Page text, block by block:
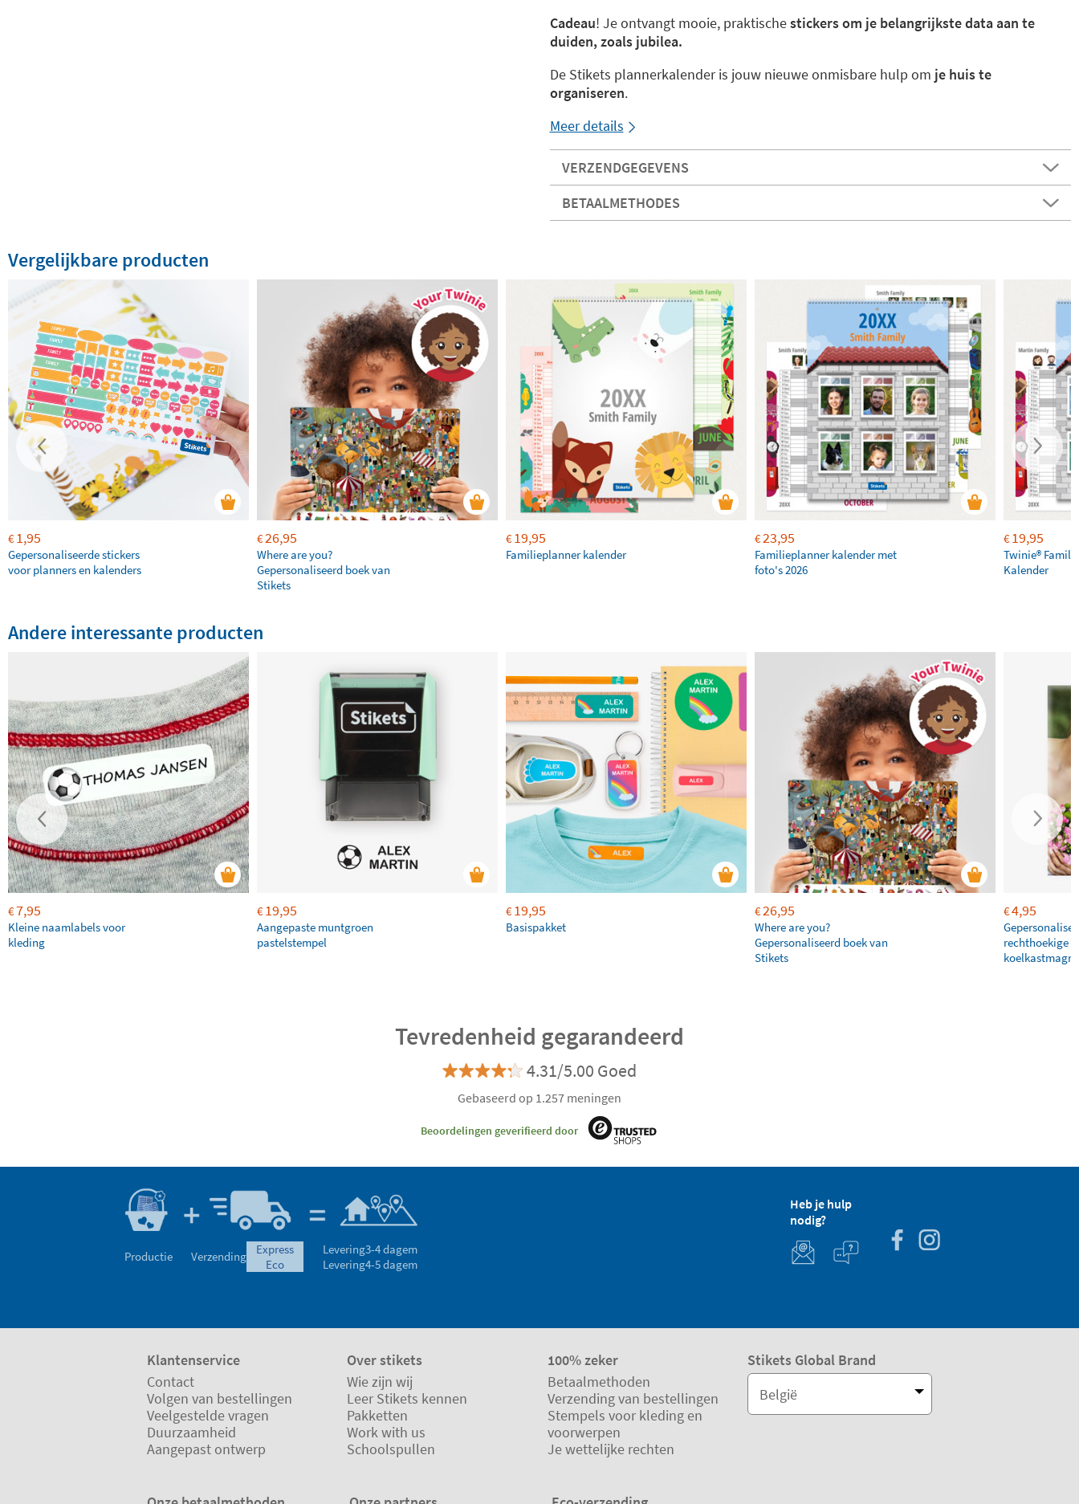
Cadeau! Je ontvangt mooie, praktischestickers om je belangrijkste data aan te
duiden, zoals jubilea.
De Stikets plannerkalender is jouw nieuwe onmisbare hulp om je huis te
organiseren.
Meer details
VERZENDGEGEVENS
BETAALMETHODES
Vergelijkbare producten
€ 1,95
Gepersonaliseerde stickers
voor planners en kalenders
€26,95
Where are you?
Gepersonaliseerd boek van
Stikets
€ 19,95
Familieplanner kalender
€23,95
Familieplanner kalender met
foto's 2026
€ 19,95
Twinie®
Kalender
Andere interessante producten
€7,95
Kleine naamlabels voor
kleding
€ 19,95
Aangepaste muntgroen
pastelstempel
€ 19,95
Basispakket
€26,95
Where are you?
Gepersonaliseerd boek van
Stikets
€4,95
rechthoekige
Tevredenheid gegarandeerd
4.31/5.00 Goed
Gebaseerd op 1.257 meningen
Beoordelingen geverifieerd door
Productie Verzending
express
eco
Levering3-4 dagem
Levering4-5 dagem
Heb je hulp
nodig?
Klantenservice
Contact
Volgen van bestellingen
Veelgestelde vragen
Duurzaamheid
Aangepast ontwerp
Over stikets
Wie zijn wij
Leer Stikets kennen
Pakketten
Work with us
Schoolspullen
100% zeker
Betaalmethoden
Verzending van bestellingen
Stempels voor kleding en
voorwerpen
Je wettelijke rechten
Stikets Global Brand
België